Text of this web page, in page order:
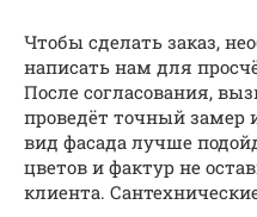
Чтобы сделать заказ,
написать нам для
После согласования,
проведёт точный замер
вид фасада лучше
цветов и фактур не
клиента.